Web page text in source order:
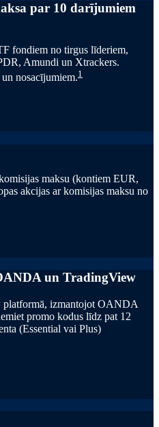
par 10 darījumiem
fondiem no tirgus līderiem,
Amundi un Xtrackers.
nosacījumiem.1
maksu (kontiem EUR,
akcijas ar komisijas maksu no
un TradingView
izmantojot OANDA
promo kodus līdz pat 12
(Essential vai Plus)